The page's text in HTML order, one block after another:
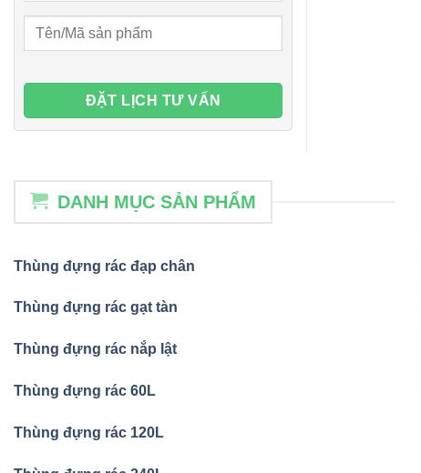
DANH MỤC SẢN PHẨM
Thùng đựng rác đạp chân
Thùng đựng rác gạt tàn
Thùng đựng rác nắp lật
Thùng đựng rác 60L
Thùng đựng rác 120L